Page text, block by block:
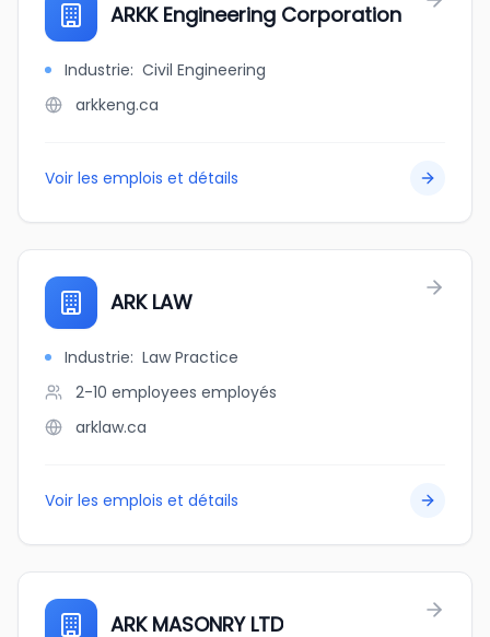
ARKK Engineering Corporation
Industrie: Civil Engineering
arkkeng.ca
Voir les emplois et détails
ARK LAW
Industrie: Law Practice
2-10 employees employés
arklaw.ca
Voir les emplois et détails
ARK MASONRY LTD